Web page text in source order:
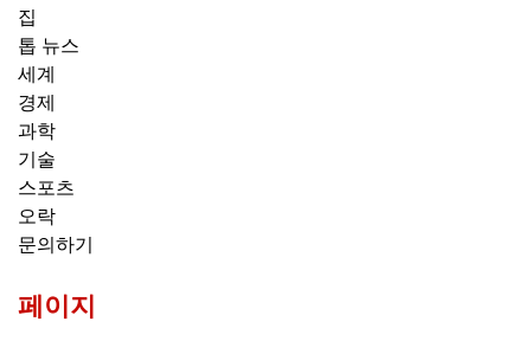
집
톱 뉴스
세계
경제
과학
기술
스포츠
오락
문의하기
페이지